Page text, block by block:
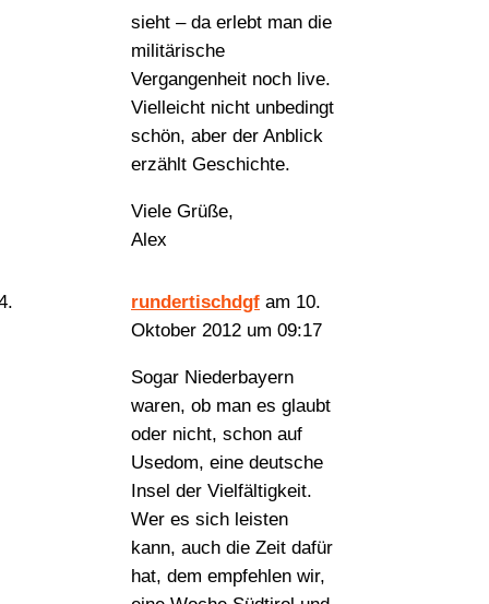
sieht – da erlebt man die
militärische
Vergangenheit noch live.
Vielleicht nicht unbedingt
schön, aber der Anblick
erzählt Geschichte.
Viele Grüße,
Alex
rundertischdgf am 10.
Oktober 2012 um 09:17
Sogar Niederbayern
waren, ob man es glaubt
oder nicht, schon auf
Usedom, eine deutsche
Insel der Vielfältigkeit.
Wer es sich leisten
kann, auch die Zeit dafür
hat, dem empfehlen wir,